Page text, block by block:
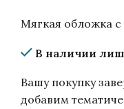
Мягкая обложка с
В наличии
Вашу покупку
добавим